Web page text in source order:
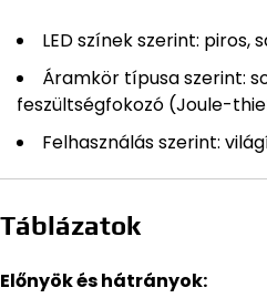
LED színek szerint: piros,
Áramkör típusa szerint:
feszültségfokozó (Joule-
Felhasználás szerint:
Táblázatok
Előnyök és hátrányok: